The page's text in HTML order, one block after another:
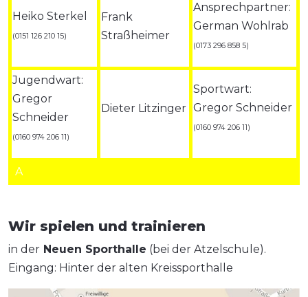
Heiko Sterkel
(0151 126 210 15)
Frank
Straßheimer
Ansprechpartner:
German Wohlrab
(0173 296 858 5)
Jugendwart:
Gregor
Schneider
(0160 974 206 11)
Dieter Litzinger
Sportwart:
Gregor Schneider
(0160 974 206 11)
A
Wir spielen und trainieren
in der Neuen Sporthalle (bei der Atzelschule).
Eingang: Hinter der alten Kreissporthalle